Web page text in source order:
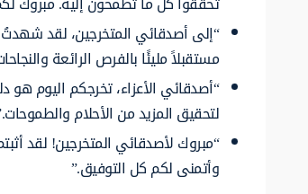
“إلى أصدقائي المتخرجين، لقد
مستقبلاً مليئًا بالفرص الرائعة
“أصدقائي الأعزاء، تخرجكم اليوم
لتحقيق المزيد من الأحلام
“مبروك لأصدقائي المتخرجين! لقد
وأتمنى لكم كل التوفيق.”